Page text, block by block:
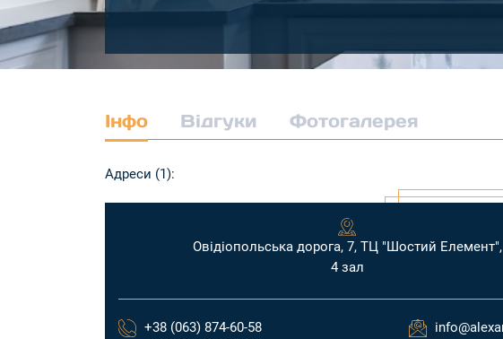
Інфо Відгуки Фотогалерея
Адреси (1):
Овідіопольська дорога, 7, ТЦ "Шостий Елемент",
4 зал
+38 (063) 874-60-58